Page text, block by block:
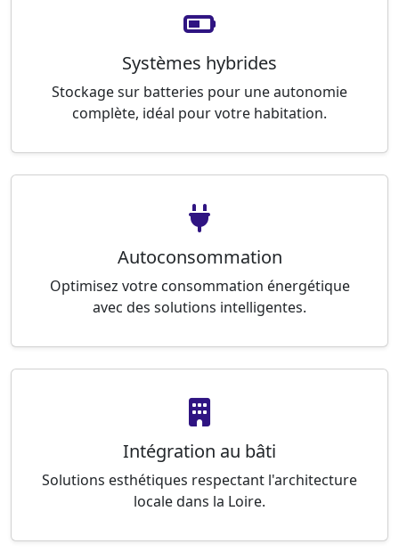
Systèmes hybrides
Stockage sur batteries pour une autonomie
complète, idéal pour votre habitation.
Autoconsommation
Optimisez votre consommation énergétique
avec des solutions intelligentes.
Intégration au bâti
Solutions esthétiques respectant l'architecture
locale dans la Loire.